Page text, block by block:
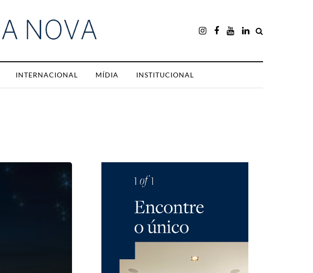
INTERNACIONAL MÍDIA INSTITUCIONAL